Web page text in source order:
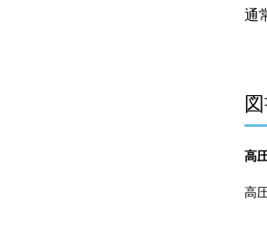
通
高
高